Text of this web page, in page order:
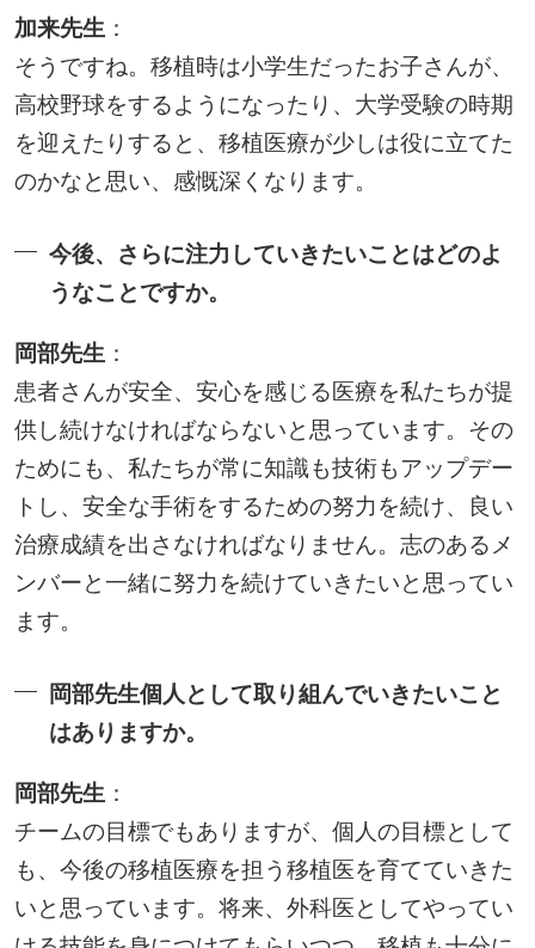
加来先生 ：
そうですね。移植時は小学生だったお子さんが、
高校野球をするようになったり、大学受験の時期
を迎えたりすると、移植医療が少しは役に立てた
のかなと思い、感慨深くなります。
今後、さらに注力していきたいことはどのよ
うなことですか。
岡部先生 ：
患者さんが安全、安心を感じる医療を私たちが提
供し続けなければならないと思っています。その
ためにも、私たちが常に知識も技術もアップデー
トし、安全な手術をするための努力を続け、良い
治療成績を出さなければなりません。志のあるメ
ンバーと一緒に努力を続けていきたいと思ってい
ます。
岡部先生個人として取り組んでいきたいこと
はありますか。
岡部先生 ：
チームの目標でもありますが、個人の目標として
も、今後の移植医療を担う移植医を育てていきた
いと思っています。将来、外科医としてやってい